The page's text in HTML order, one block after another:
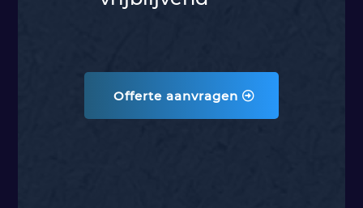
Offerte aanvragen